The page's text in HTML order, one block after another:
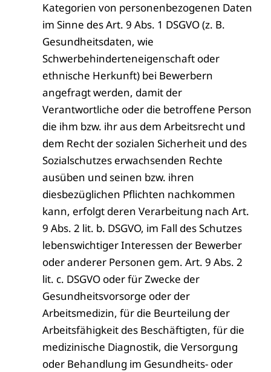
Kategorien von personenbezogenen Daten
im Sinne des Art. 9 Abs. 1 DSGVO (z. B.
Gesundheitsdaten, wie
Schwerbehinderteneigenschaft oder
ethnische Herkunft) bei Bewerbern
angefragt werden, damit der
Verantwortliche oder die betroffene Person
die ihm bzw. ihr aus dem Arbeitsrecht und
dem Recht der sozialen Sicherheit und des
Sozialschutzes erwachsenden Rechte
ausüben und seinen bzw. ihren
diesbezüglichen Pflichten nachkommen
kann, erfolgt deren Verarbeitung nach Art.
9 Abs. 2 lit. b. DSGVO, im Fall des Schutzes
lebenswichtiger Interessen der Bewerber
oder anderer Personen gem. Art. 9 Abs. 2
lit. c. DSGVO oder für Zwecke der
Gesundheitsvorsorge oder der
Arbeitsmedizin, für die Beurteilung der
Arbeitsfähigkeit des Beschäftigten, für die
medizinische Diagnostik, die Versorgung
oder Behandlung im Gesundheits- oder